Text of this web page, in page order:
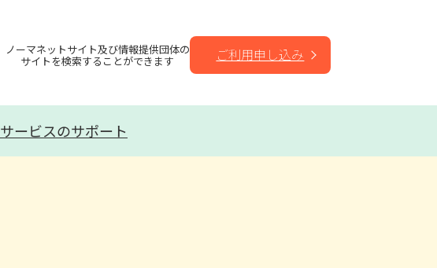
ノーマネットサイト及び情報提供団体の
サイトを検索することができます ご利用申し込み
サービスのサポート